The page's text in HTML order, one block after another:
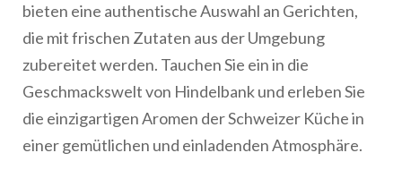
bieten eine authentische Auswahl an Gerichten,
die mit frischen Zutaten aus der Umgebung
zubereitet werden. Tauchen Sie ein in die
Geschmackswelt von Hindelbank und erleben Sie
die einzigartigen Aromen der Schweizer Küche in
einer gemütlichen und einladenden Atmosphäre.